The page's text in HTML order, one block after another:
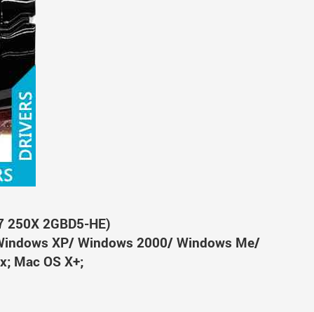
2GBD5-HE)
XP/ Windows 2000/ Windows Me/
Mac OS X+;